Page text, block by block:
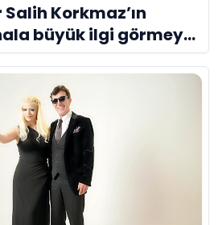
Korkmaz’ın
büyük ilgi görmeye